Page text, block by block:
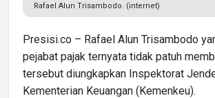
Rafael Alun Trisambodo. (internet)
Presisi.co – Rafael Alun Trisambodo
pejabat pajak ternyata tidak patuh
tersebut diungkapkan Inspektorat
Kementerian Keuangan (Kemenkeu).